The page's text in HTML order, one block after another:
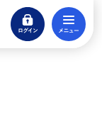
ログイン
閉じる